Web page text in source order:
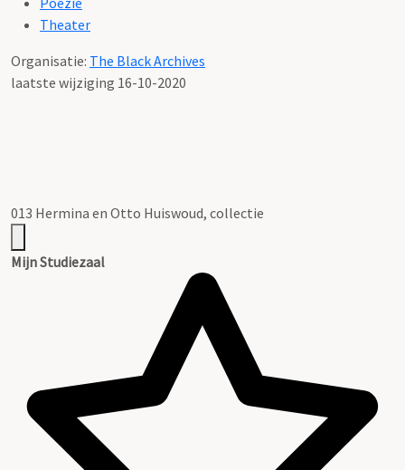
Theater
Organisatie: The Black Archives
laatste wijziging 16-10-2020
013 Hermina en Otto Huiswoud, collectie
Mijn Studiezaal